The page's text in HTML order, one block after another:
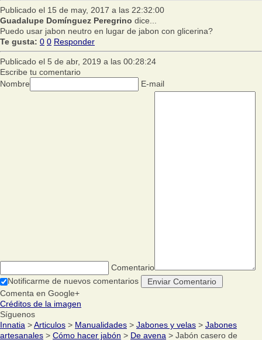
Publicado el 15 de may, 2017 a las 22:32:00
Guadalupe Domínguez Peregrino dice...
Puedo usar jabon neutro en lugar de jabon con glicerina?
Te gusta: 0 0 Responder
Publicado el 5 de abr, 2019 a las 00:28:24
Escribe tu comentario
Nombre
E-mail
Comentario
Notificarme de nuevos comentarios
Comenta en Google+
Créditos de la imagen
Síguenos
Innatia >Articulos > Manualidades > Jabones y velas > Jabones
artesanales > Cómo hacer jabón > De avena > Jabón casero de